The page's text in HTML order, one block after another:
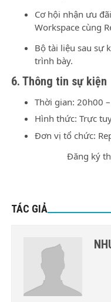
Cơ hội nhận ưu
Workspace cùng
Bộ tài liệu sau sự
trình bày.
6. Thông tin sự kiện
Thời gian: 20h00
Hình thức: Trực
Đơn vị tổ chức:
Đăng ký
TÁC GIẢ